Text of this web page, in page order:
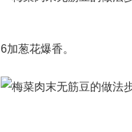
6加葱花爆香。